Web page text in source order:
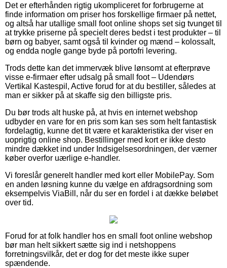
Det er efterhånden rigtig ukompliceret for forbrugerne at
finde information om priser hos forskellige firmaer på nettet,
og altså har utallige small foot online shops set sig tvunget til
at trykke priserne på specielt deres bedst i test produkter – til
børn og babyer, samt også til kvinder og mænd – kolossalt,
og endda nogle gange byde på portofri levering.
Trods dette kan det immervæk blive lønsomt at efterprøve
visse e-firmaer efter udsalg på small foot – Udendørs
Vertikal Kastespil, Active forud for at du bestiller, således at
man er sikker på at skaffe sig den billigste pris.
Du bør trods alt huske på, at hvis en internet webshop
udbyder en vare for en pris som kan ses som helt fantastisk
fordelagtig, kunne det tit være et karakteristika der viser en
uoprigtig online shop. Bestillinger med kort er ikke desto
mindre dækket ind under Indsigelsesordningen, der værner
køber overfor uærlige e-handler.
Vi foreslår generelt handler med kort eller MobilePay. Som
en anden løsning kunne du vælge en afdragsordning som
eksempelvis ViaBill, når du ser en fordel i at dække beløbet
over tid.
Forud for at folk handler hos en small foot online webshop
bør man helt sikkert sætte sig ind i netshoppens
forretningsvilkår, det er dog for det meste ikke super
spændende.